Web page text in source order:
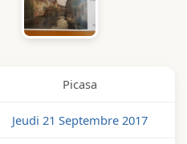
Picasa
Jeudi 21 Septembre 2017